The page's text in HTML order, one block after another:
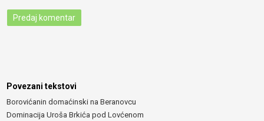
Povezani tekstovi
Borovićanin domaćinski na Beranovcu
Dominacija Uroša Brkića pod Lovćenom